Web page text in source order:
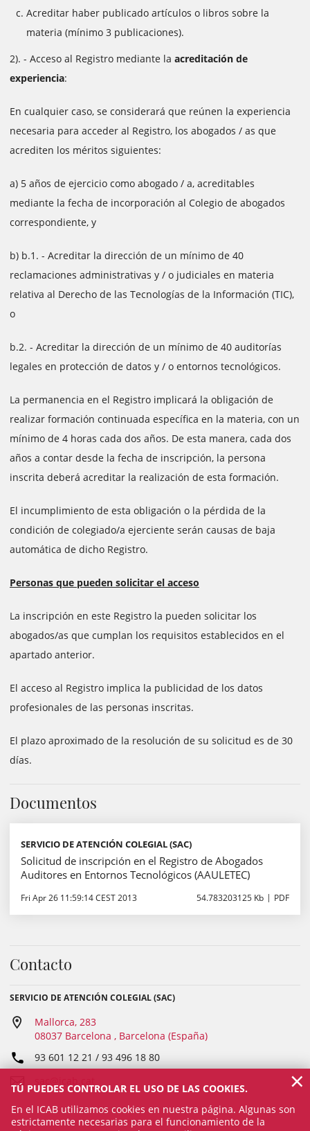
Acreditar haber publicado artículos o libros sobre la
materia (mínimo 3 publicaciones).
2). - Acceso al Registro mediante la acreditación de
experiencia:
En cualquier caso, se considerará que reúnen la experiencia
necesaria para acceder al Registro, los abogados / as que
acrediten los méritos siguientes:
a) 5 años de ejercicio como abogado / a, acreditables
mediante la fecha de incorporación al Colegio de abogados
correspondiente, y
b) b.1. - Acreditar la dirección de un mínimo de 40
reclamaciones administrativas y / o judiciales en materia
relativa al Derecho de las Tecnologías de la Información (TIC),
o
b.2. - Acreditar la dirección de un mínimo de 40 auditorías
legales en protección de datos y / o entornos tecnológicos.
La permanencia en el Registro implicará la obligación de
realizar formación continuada específica en la materia, con un
mínimo de 4 horas cada dos años. De esta manera, cada dos
años a contar desde la fecha de inscripción, la persona
inscrita deberá acreditar la realización de esta formación.
El incumplimiento de esta obligación o la pérdida de la
condición de colegiado/a ejerciente serán causas de baja
automática de dicho Registro.
Personas que pueden solicitar el acceso
La inscripción en este Registro la pueden solicitar los
abogados/as que cumplan los requisitos establecidos en el
apartado anterior.
El acceso al Registro implica la publicidad de los datos
profesionales de las personas inscritas.
El plazo aproximado de la resolución de su solicitud es de 30
días.
Documentos
SERVICIO DE ATENCIÓN COLEGIAL (SAC)
Solicitud de inscripción en el Registro de Abogados
Auditores en Entornos Tecnológicos (AAULETEC)
Fri Apr 26 11:59:14 CEST 2013 54.783203125 Kb PDF
Contacto
SERVICIO DE ATENCIÓN COLEGIAL (SAC)
Mallorca, 283
08037 Barcelona , Barcelona (España)
93 601 12 21 / 93 496 18 80
TÚ PUEDES CONTROLAR EL USO DE LAS COOKIES.
En el ICAB utilizamos cookies en nuestra página. Algunas son
estrictamente necesarias para el funcionamiento de la
×